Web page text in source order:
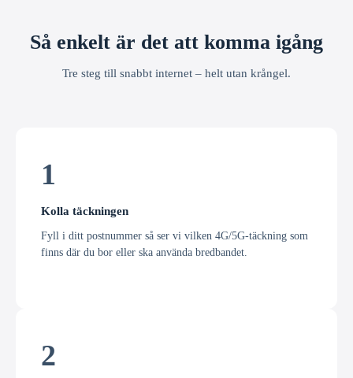
Så enkelt är det att komma igång
Tre steg till snabbt internet – helt utan krångel.
1
Kolla täckningen
Fyll i ditt postnummer så ser vi vilken 4G/5G-täckning som
finns där du bor eller ska använda bredbandet.
2